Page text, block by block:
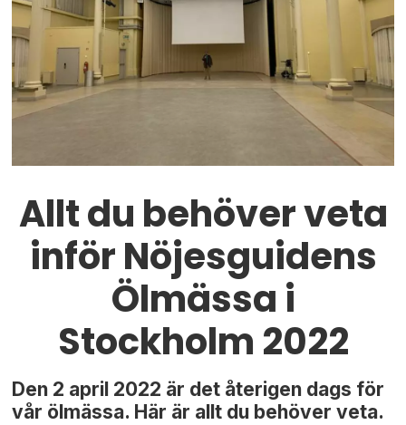
Allt du behöver veta
inför Nöjesguidens
Ölmässa i
Stockholm 2022
Den 2 april 2022 är det återigen dags för
vår ölmässa. Här är allt du behöver veta.